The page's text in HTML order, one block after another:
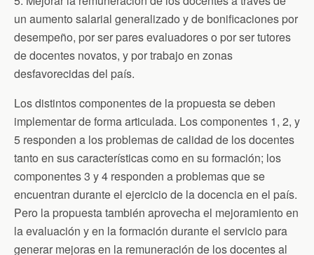
un aumento salarial generalizado y de bonificaciones por
desempeño, por ser pares evaluadores o por ser tutores
de docentes novatos, y por trabajo en zonas
desfavorecidas del país.
Los distintos componentes de la propuesta se deben
implementar de forma articulada. Los componentes 1, 2, y
5 responden a los problemas de calidad de los docentes
tanto en sus características como en su formación; los
componentes 3 y 4 responden a problemas que se
encuentran durante el ejercicio de la docencia en el país.
Pero la propuesta también aprovecha el mejoramiento en
la evaluación y en la formación durante el servicio para
generar mejoras en la remuneración de los docentes al